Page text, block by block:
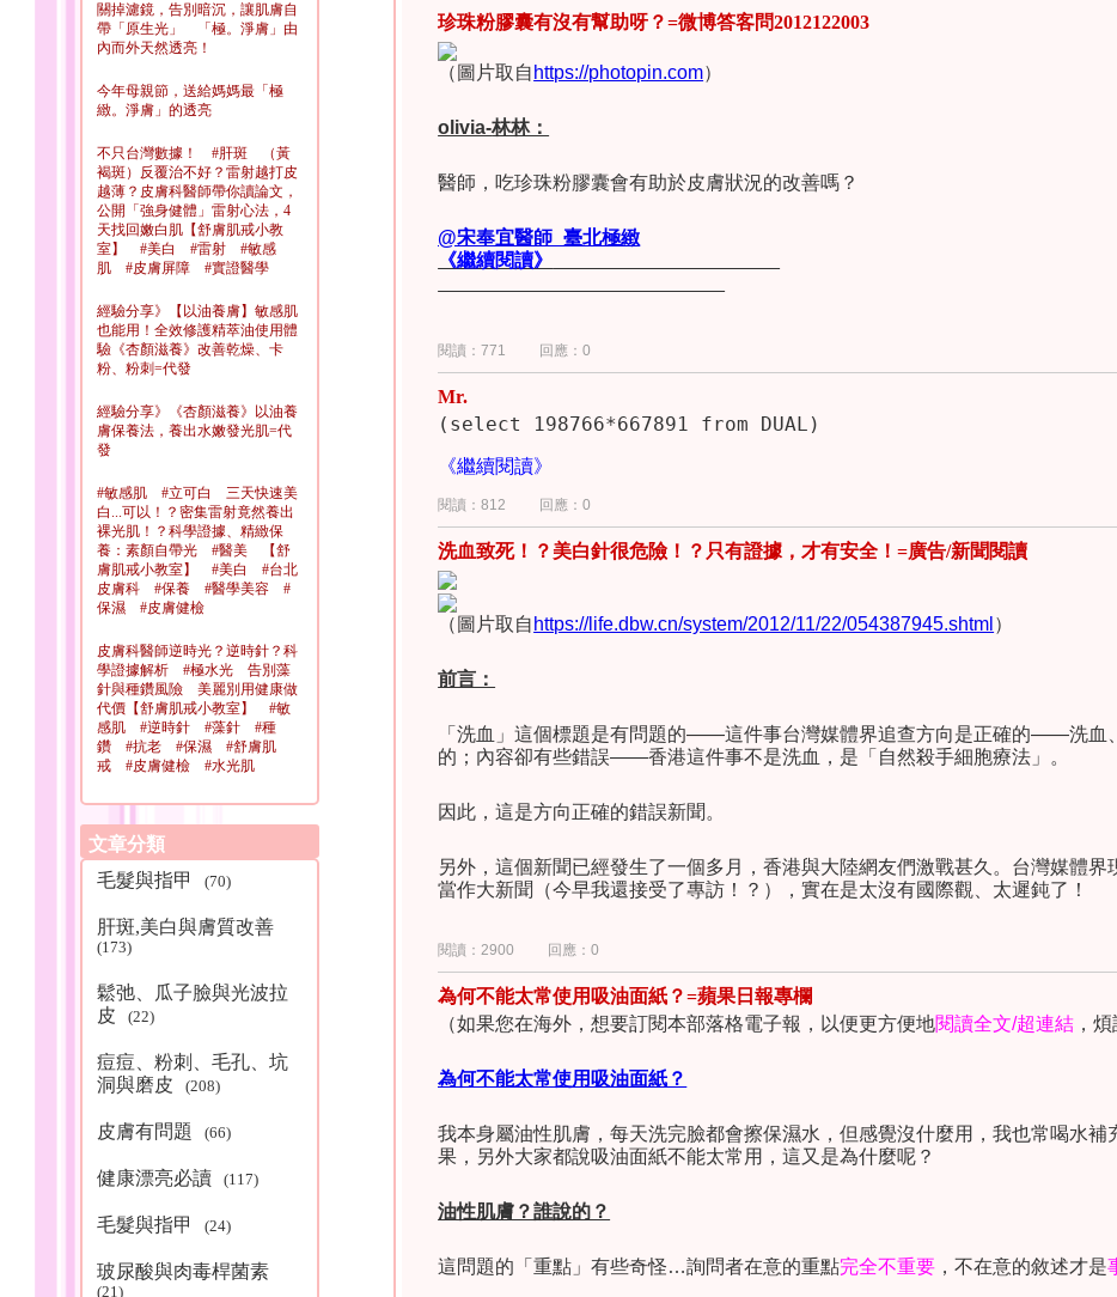
關掉濾鏡，告別暗沉，讓肌膚自
帶「原生光」 「極。淨膚」由
內而外天然透亮！
今年母親節，送給媽媽最「極
緻。淨膚」的透亮
不只台灣數據！ #肝斑 （黃
褐斑）反覆治不好？雷射越打皮
越薄？皮膚科醫師帶你讀論文，
公開「強身健體」雷射心法，4
天找回嫩白肌【舒膚肌戒小教
室】 #美白 #雷射 #敏感
肌 #皮膚屏障 #實證醫學
經驗分享》【以油養膚】敏感肌
也能用！全效修護精萃油使用體
驗《杏顏滋養》改善乾燥、卡
粉、粉刺=代發
經驗分享》《杏顏滋養》以油養
膚保養法，養出水嫩發光肌=代
發
#敏感肌 #立可白 三天快速美
白...可以！？密集雷射竟然養出
裸光肌！？科學證據、精緻保
養：素顏自帶光 #醫美 【舒
膚肌戒小教室】 #美白 #台北
皮膚科 #保養 #醫學美容 #
保濕 #皮膚健檢
皮膚科醫師逆時光？逆時針？科
學證據解析 #極水光 告別藻
針與種鑽風險 美麗別用健康做
代價【舒膚肌戒小教室】 #敏
感肌 #逆時針 #藻針 #種
鑽 #抗老 #保濕 #舒膚肌
戒 #皮膚健檢 #水光肌
文章分類
毛髮與指甲
(70)
肝斑,美白與膚質改善
(173)
鬆弛、瓜子臉與光波拉
皮
(22)
痘痘、粉刺、毛孔、坑
洞與磨皮
(208)
皮膚有問題 (66)
健康漂亮必讀 (117)
毛髮與指甲 (24)
玻尿酸與肉毒桿菌素
(21)
	防曬談過很多次了（
一定「要」防曬≠一定「要擦」防曬乳；談「防曬
想特別談談「避免錯誤傷害」。
的醫療現象下手，我很確定的是「不健康的皮膚，接受太多雷射、左旋
分子成分」…… 這許多加強滲入的保養方式，皮膚滲入愈多，愈可能出現「細胞難
態」——聽起來很有學問！？其實就是「皮膚吃一碗很飽，吃三碗很撐，吃十碗必
文謅謅版本罷了。
治療敏感這麼多年，blog也寫了幾千篇文章，我真正擔心的是各位興
從來不認真看文章。自戒毒之前，連
後腫起來才開始哭！？
	所以
我不是很贊成給這麼簡單入門的
認真思考的人一把小刀，她們可能割傷自己。
	言歸正傳。「悶敷」是個
的現實應用——
塞，既是敏感/酒糟肌膚的結果，也可能是改善的重要入手。
敏感與酒糟，甚至脂漏性皮膚炎的整個過程
	繼「
如何正確洗臉=@極緻小哈版本」後，
小哈版本」這個lesson 2 video。
說， 我希望「愈多愈好，按摩完不擦掉也行，按掉後願意補擦也行」 @極緻小
部分人按摩之後，不喜歡臉上太油膩」。
	Treatment is an art，治療的運作是一門藝術；每位治療人員都有各自的想法，這是
各自治療經驗的匯集結晶，各位不需要覺得訝異。
		這個影音視頻的56.com網址在
https://
zQ5MTY.html
		關於「按摩」與「標準日常照顧」，這篇「
基礎居
得比較清楚的寫法，請各位參照。如果您想更正式的感謝或請教這位姑娘
www.weibo.com/u/3854006983 （但是已婚，有二個小孩）。
核心精神聲明：
保養品」、「盲目地執行醫學美容」
珍珠粉膠囊有沒有幫助呀？=微博答客問2012122003
（圖片取自 https://photopin.com）
olivia-林林：
醫師，吃珍珠粉膠囊會有助於皮膚狀況的改善嗎？
@宋奉宜醫師 _臺北極緻
《繼續閱讀》
閱讀：771 回應：0
Mr.
《繼續閱讀》
閱讀：812 回應：0
洗血致死！？美白針很危險！？只有證據，才有安全！=廣告/新聞閱讀
（圖片取自 https://life.dbw.cn/system/2012/11/22/054387945.shtml ）
前言：
「洗血」這個標題是有問題的——這件事台灣媒體界追查方向是正確的——洗血
的；內容卻有些錯誤——香港這件事不是洗血，是「自然殺手細胞療法」。
因此，這是方向正確的錯誤新聞。
另外，這個新聞已經發生了一個多月，香港與大陸網友們激戰甚久。台灣媒體界
當作大新聞（今早我還接受了專訪！？），實在是太沒有國際觀、太遲鈍了！
這種「國際觀缺失」的問題，也是台灣國際競爭力喪失的重要關鍵！
《繼續閱讀》
閱讀：2900 回應：0
為何不能太常使用吸油面紙？=蘋果日報專欄
（如果您在海外，想要訂閱本部落格電子報，以便更方便地閱讀全文/超連結 ，
為何不能太常使用吸油面紙？
我本身屬油性肌膚，每天洗完臉都會擦保濕水，但感覺沒什麼用，我也常喝水補
果，另外大家都說吸油面紙不能太常用，這又是為什麼呢？
油性肌膚？誰說的？
這問題的「重點」有些奇怪…詢問者在意的重點完全不重要 ，不在意的敘述才是